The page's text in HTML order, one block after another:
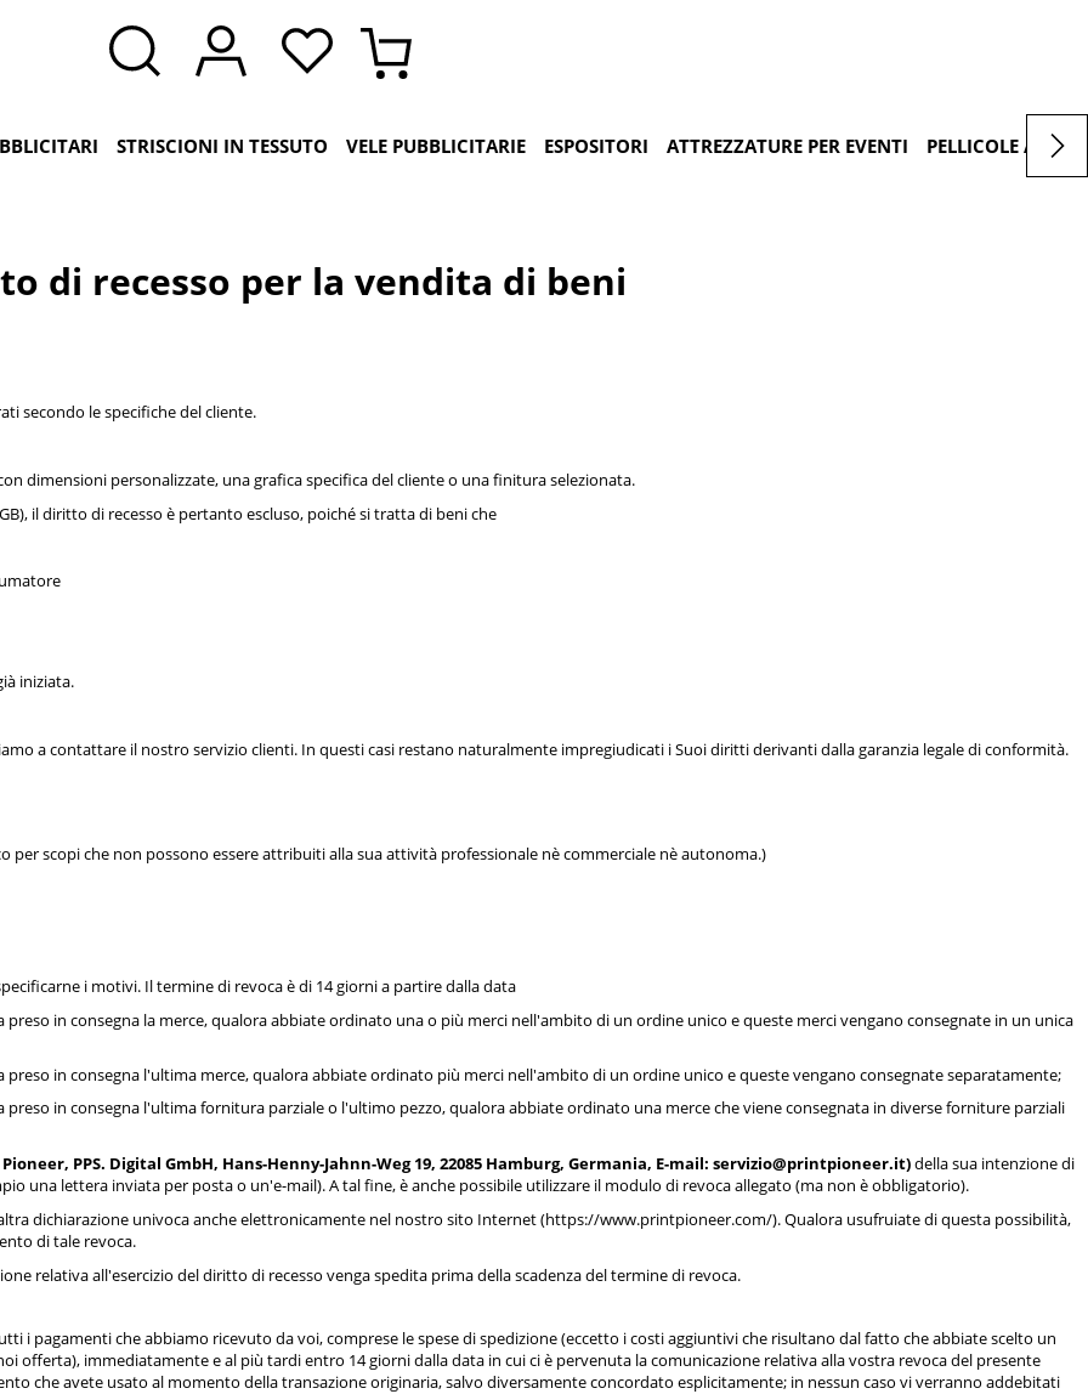
STRISCIONI IN TESSUTO VELE PUBBLICITARIE ESPOSITORI ATTREZZATURE PER EVENTI PELLICOLE
di recesso per la vendita di beni
secondo le specifiche del cliente.
dimensioni personalizzate, una grafica specifica del cliente o una finitura selezionata.
il diritto di recesso è pertanto escluso, poiché si tratta di beni che
iniziata.
a contattare il nostro servizio clienti. In questi casi restano naturalmente impregiudicati i Suoi diritti derivanti dalla garanzia legale di conformità.
per scopi che non possono essere attribuiti alla sua attività professionale nè commerciale nè autonoma.)
i motivi. Il termine di revoca è di 14 giorni a partire dalla data
in consegna la merce, qualora abbiate ordinato una o più merci nell'ambito di un ordine unico e queste merci vengano consegnate in un unica
in consegna l'ultima merce, qualora abbiate ordinato più merci nell'ambito di un ordine unico e queste vengano consegnate separatamente;
in consegna l'ultima fornitura parziale o l'ultimo pezzo, qualora abbiate ordinato una merce che viene consegnata in diverse forniture parziali
PPS. Digital GmbH, Hans-Henny-Jahnn-Weg 19, 22085 Hamburg, Germania, E-mail: servizio@printpioneer.it)della sua intenzione di
una lettera inviata per posta o un'e-mail). A tal fine, è anche possibile utilizzare il modulo di revoca allegato (ma non è obbligatorio).
dichiarazione univoca anche elettronicamente nel nostro sito Internet (https://www.printpioneer.com/). Qualora usufruiate di questa possibilità,
di tale revoca.
relativa all'esercizio del diritto di recesso venga spedita prima della scadenza del termine di revoca.
i pagamenti che abbiamo ricevuto da voi, comprese le spese di spedizione (eccetto i costi aggiuntivi che risultano dal fatto che abbiate scelto un
offerta), immediatamente e al più tardi entro 14 giorni dalla data in cui ci è pervenuta la comunicazione relativa alla vostra revoca del presente
che avete usato al momento della transazione originaria, salvo diversamente concordato esplicitamente; in nessun caso vi verranno addebitati